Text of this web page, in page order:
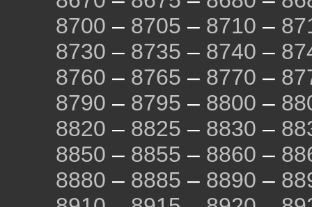
8700 – 8705 – 8710 –
8730 – 8735 – 8740 –
8760 – 8765 – 8770 –
8790 – 8795 – 8800 –
8820 – 8825 – 8830 –
8850 – 8855 – 8860 –
8880 – 8885 – 8890 –